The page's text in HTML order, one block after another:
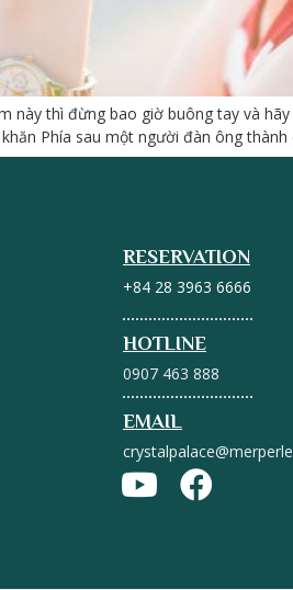
này thì đừng bao giờ buông tay và
Phía sau một người đàn ông
RESERVATION
+84 28 3963 6666
HOTLINE
0907 463 888
EMAIL